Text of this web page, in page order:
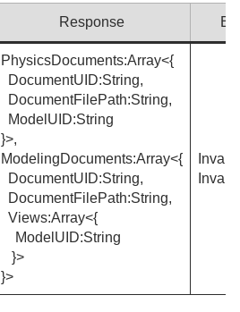
Response
PhysicsDocuments:Array<{
DocumentUID:String,
DocumentFilePath:String,
ModelUID:String
}>,
ModelingDocuments:Array<{
DocumentUID:String,
DocumentFilePath:String,
Views:Array<{
ModelUID:String
}>
}>